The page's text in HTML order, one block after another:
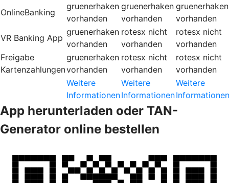
OnlineBanking
gruenerhaken
vorhanden
gruenerhaken
vorhanden
gruenerhaken
vorhanden
VR Banking App
gruenerhaken
vorhanden
rotesx nicht
vorhanden
rotesx nicht
vorhanden
Freigabe
Kartenzahlungen
gruenerhaken
vorhanden
rotesx nicht
vorhanden
rotesx nicht
vorhanden
Weitere
Informationen
Weitere
Informationen
Weitere
Informationen
App herunterladen oder TAN-
Generator online bestellen